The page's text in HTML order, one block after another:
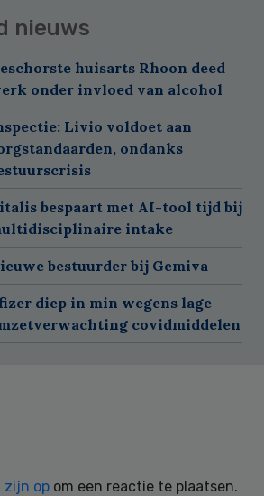
nieuws
huisarts Rhoon deed
onder invloed van alcohol
Livio voldoet aan
ondanks
bespaart met AI-tool tijd bij
intake
bestuurder bij Gemiva
diep in min wegens lage
covidmiddelen
zijn op om een reactie te plaatsen.